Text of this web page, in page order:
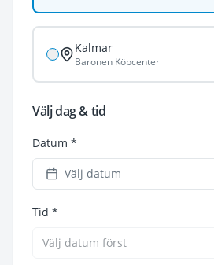
Kalmar
Baronen Köpcenter
Välj dag & tid
Datum *
Välj datum
Tid *
Välj datum först